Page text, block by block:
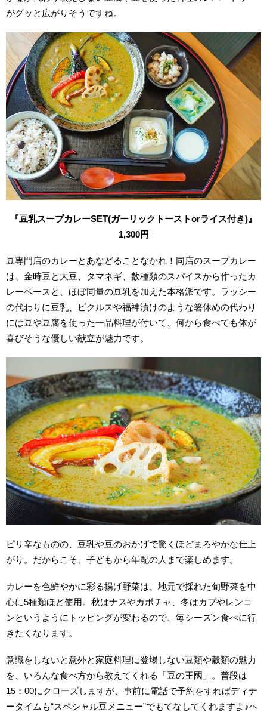
がグッと広がりそうですね。
『豆乳スープカレーSET(ガーリックトーストorライス付き)』
1,300円
豆専門店のカレーとあなどることなかれ！同店のスープカレー
は、金時豆と大豆、タマネギ、数種類のスパイスから作ったカ
レーベースと、ほぼ同量の豆乳を加えた本格派です。ラッシー
の代わりに豆乳、ピクルスや福神漬けのような箸休めの代わり
には豆や豆腐を使った一品料理が付いて、何から食べても体が
喜びそうな優しい献立が魅力です。
ピリ辛なものの、豆乳や豆のおかげで驚くほどまろやかな仕上
がり。だからこそ、子どもから年配の人まで楽しめます。
カレーを色鮮やかに彩る揚げ野菜は、地元で採れた旬野菜を中
心に5種類ほど使用。秋はナスやカボチャ、冬はカブやレンコ
ンというようにトッピングが変わるので、毎シーズン食べに行
きたくなります。
意識をしないと意外と家庭料理に登場しない豆類や穀類の魅力
を、いろんな食べ方から教えてくれる「豆の王國」。普段は
15：00にクローズしますが、事前に電話で予約をすればディナ
ータイムも“スペシャル豆メニュー”でもてなしてくれますよ♪ヘ